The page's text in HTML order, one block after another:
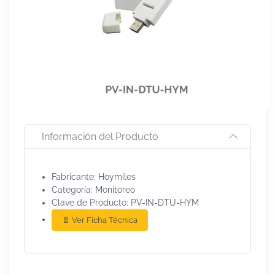
Información del Producto
Fabricante: Hoymiles
Categoría: Monitoreo
Clave de Producto: PV-IN-DTU-HYM
📄 Ver Ficha Técnica